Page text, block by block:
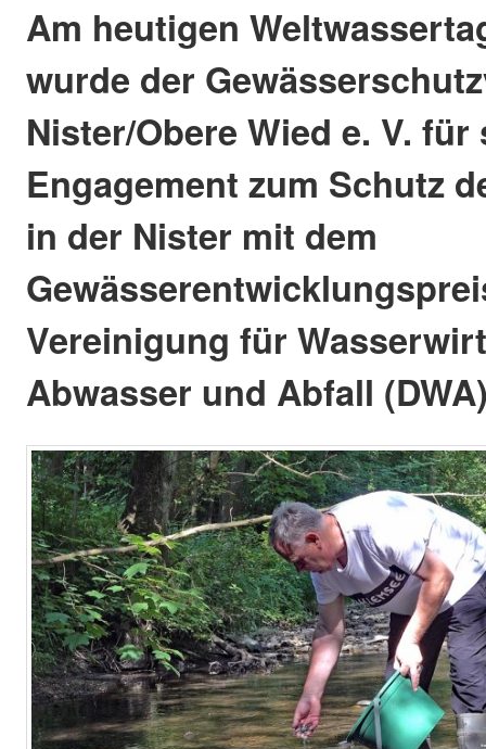
Am heutigen
wurde der
Nister/Obere Wied e. V.
Engagement zum Schutz
in der Nister mit dem
Vereinigung für
Abwasser und Abfall